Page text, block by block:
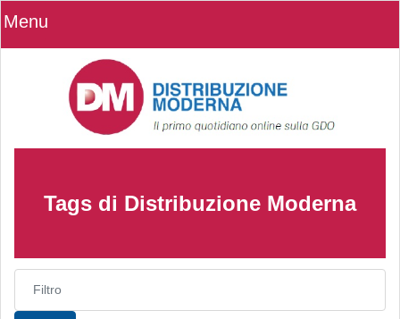
Menu
Tags di Distribuzione Moderna
Inserisci parte del titolo